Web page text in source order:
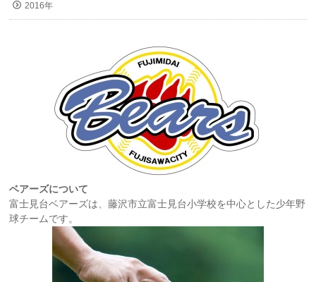
2016年
ベアーズについて
富士見台ベアーズは、藤沢市立富士見台小学校を中心とした少年野
球チームです。